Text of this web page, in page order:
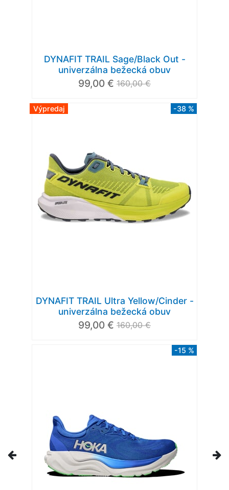
DYNAFIT TRAIL Sage/Black Out -
univerzálna bežecká obuv
99,00 € 160,00 €
Výpredaj -38 %
DYNAFIT TRAIL Ultra Yellow/Cinder -
univerzálna bežecká obuv
99,00 € 160,00 €
-15 %